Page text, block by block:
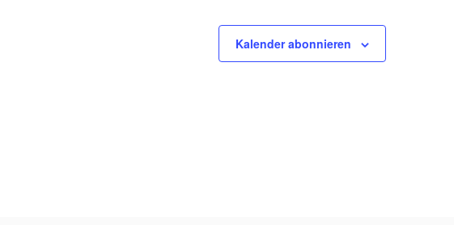
Kalender abonnieren